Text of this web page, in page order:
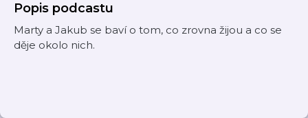
Popis podcastu
Marty a Jakub se baví o tom, co zrovna žijou a co se
děje okolo nich.